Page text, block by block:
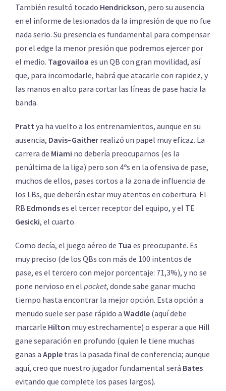
También resultó tocado Hendrickson, pero su ausencia
en el informe de lesionados da la impresión de que no fue
nada serio. Su presencia es fundamental para compensar
por el edge la menor presión que podremos ejercer por
el medio. Tagovailoa es un QB con gran movilidad, así
que, para incomodarle, habrá que atacarle con rapidez, y
las manos en alto para cortar las líneas de pase hacia la
banda.
Pratt ya ha vuelto a los entrenamientos, aunque en su
ausencia, Davis–Gaither realizó un papel muy eficaz. La
carrera de Miami no debería preocuparnos (es la
penúltima de la liga) pero son 4ºs en la ofensiva de pase,
muchos de ellos, pases cortos a la zona de influencia de
los LBs, que deberán estar muy atentos en cobertura. El
RB Edmondses el tercer receptor del equipo, y el TE
Gesicki, el cuarto.
Como decía, el juego aéreo de Tua es preocupante. Es
muy preciso (de los QBs con más de 100 intentos de
pase, es el tercero con mejor porcentaje: 71,3%), y no se
pone nervioso en el pocket, donde sabe ganar mucho
tiempo hasta encontrar la mejor opción. Esta opción a
menudo suele ser pase rápido a Waddle (aquí debe
marcarle Hilton muy estrechamente) o esperar a que Hill
gane separación en profundo (quien le tiene muchas
ganas a Apple tras la pasada final de conferencia; aunque
aquí, creo que nuestro jugador fundamental será Bates
evitando que complete los pases largos).